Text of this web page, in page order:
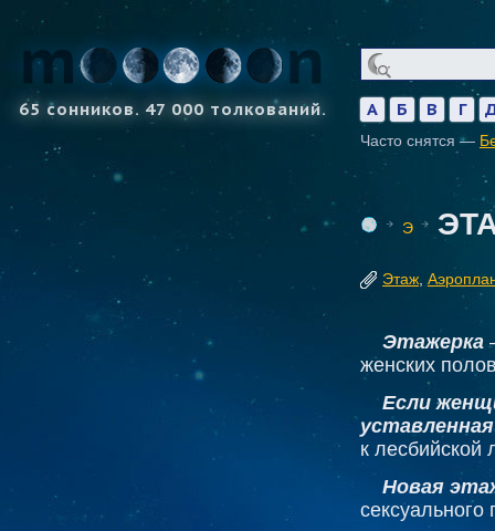
65 сонников. 47 000 толкований. А Б В Г
Часто снятся —
Э
Этаж
Этажерка
женских
Если
к лесбийской
Новая
сексуального